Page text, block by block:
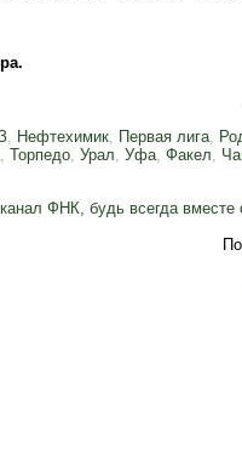
, Нефтехимик, Первая лига,
, Торпедо, Урал, Уфа, Факел,
ФНК, будь всегда